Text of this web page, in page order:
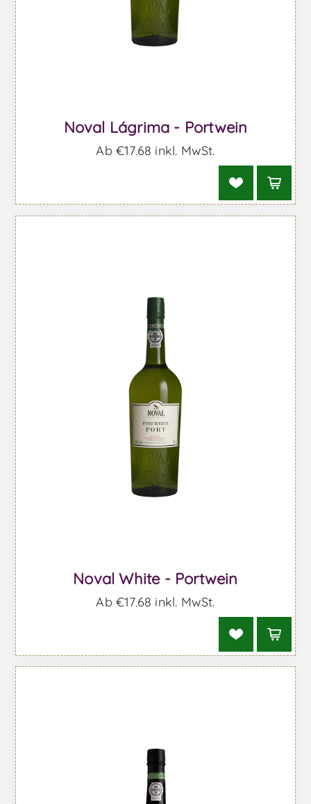
Noval Lágrima - Portwein
Ab €17,68 inkl. MwSt.
Noval White - Portwein
Ab €17,68 inkl. MwSt.